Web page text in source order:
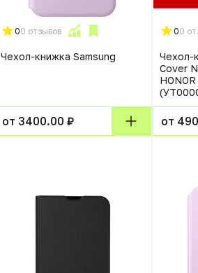
00 отзывов
Чехол-книжка Samsung
от 3400.00 ₽
00
Чехол-
Cover
от